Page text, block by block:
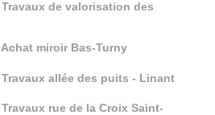
Travaux de valorisation des
Achat miroir Bas-Turny
Travaux allée des puits - Linant
Travaux rue de la Croix Saint-